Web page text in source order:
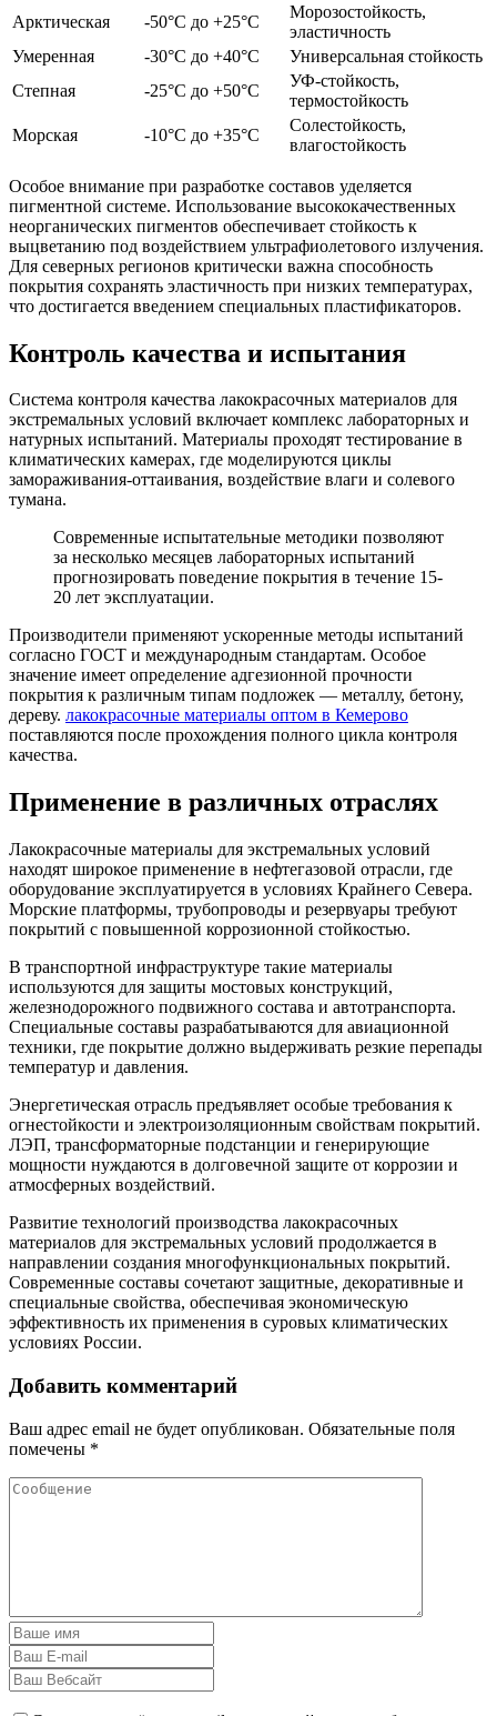
Арктическая
-50°C до +25°C
Морозостойкость,
эластичность
Умеренная
-30°C до +40°C
Универсальная стойкость
Степная
-25°C до +50°C
УФ-стойкость,
термостойкость
Морская
-10°C до +35°C
Солестойкость,
влагостойкость
Особое внимание при разработке составов уделяется
пигментной системе. Использование высококачественных
неорганических пигментов обеспечивает стойкость к
выцветанию под воздействием ультрафиолетового излучения.
Для северных регионов критически важна способность
покрытия сохранять эластичность при низких температурах,
что достигается введением специальных пластификаторов.
Контроль качества и испытания
Система контроля качества лакокрасочных материалов для
экстремальных условий включает комплекс лабораторных и
натурных испытаний. Материалы проходят тестирование в
климатических камерах, где моделируются циклы
замораживания-оттаивания, воздействие влаги и солевого
тумана.
Современные испытательные методики позволяют
за несколько месяцев лабораторных испытаний
прогнозировать поведение покрытия в течение 15-
20 лет эксплуатации.
Производители применяют ускоренные методы испытаний
согласно ГОСТ и международным стандартам. Особое
значение имеет определение адгезионной прочности
покрытия к различным типам подложек — металлу, бетону,
дереву. лакокрасочные материалы оптом в Кемерово
поставляются после прохождения полного цикла контроля
качества.
Применение в различных отраслях
Лакокрасочные материалы для экстремальных условий
находят широкое применение в нефтегазовой отрасли, где
оборудование эксплуатируется в условиях Крайнего Севера.
Морские платформы, трубопроводы и резервуары требуют
покрытий с повышенной коррозионной стойкостью.
В транспортной инфраструктуре такие материалы
используются для защиты мостовых конструкций,
железнодорожного подвижного состава и автотранспорта.
Специальные составы разрабатываются для авиационной
техники, где покрытие должно выдерживать резкие перепады
температур и давления.
Энергетическая отрасль предъявляет особые требования к
огнестойкости и электроизоляционным свойствам покрытий.
ЛЭП, трансформаторные подстанции и генерирующие
мощности нуждаются в долговечной защите от коррозии и
атмосферных воздействий.
Развитие технологий производства лакокрасочных
материалов для экстремальных условий продолжается в
направлении создания многофункциональных покрытий.
Современные составы сочетают защитные, декоративные и
специальные свойства, обеспечивая экономическую
эффективность их применения в суровых климатических
условиях России.
Добавить комментарий
Ваш адрес email не будет опубликован. Обязательные поля
помечены *